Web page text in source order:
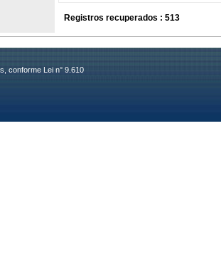
Registros recuperados : 513
conforme Lei n° 9.610